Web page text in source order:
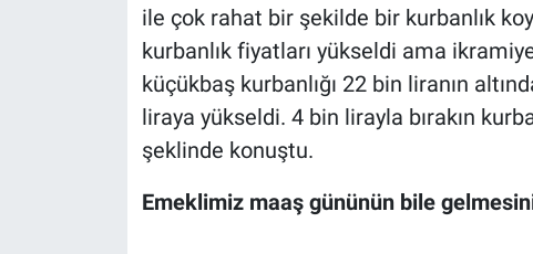
ile çok rahat bir şekilde bir kurbanlık
kurbanlık fiyatları yükseldi ama
küçükbaş kurbanlığı 22 bin liranın
liraya yükseldi. 4 bin lirayla bırakın
şeklinde konuştu.
Emeklimiz maaş gününün bile